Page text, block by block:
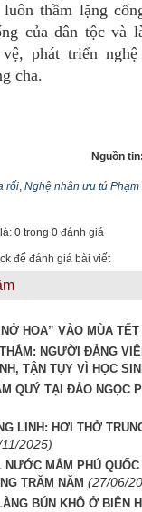
thầm lặng
của dân tộc và
phát triển
cha.
Nguồn tin:
rối, Nghệ nhân ưu tú
0 trong 0 đánh giá
để đánh giá bài viết
HOA” VÀO MÙA TẾT
NGƯỜI ĐẢNG
TẬN TỤY VÌ HỌC
QUÝ TẠI ĐẢO NGỌC
LINH: HƠI THỞ
2025)
MẮM PHÚ QUỐC
TRĂM NĂM (27/06/
BÚN KHÔ Ở BIÊN